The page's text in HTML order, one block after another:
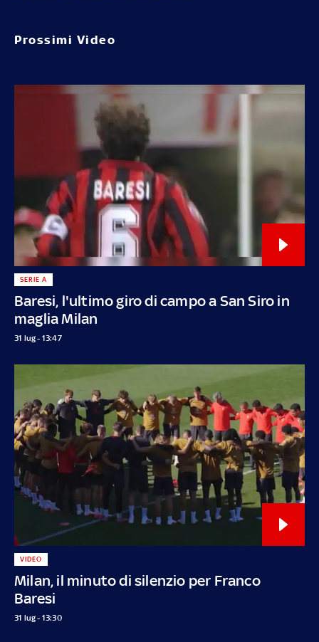
Prossimi Video
Baresi, l'ultimo giro di campo a San Siro in
maglia Milan
SERIE A
31 lug - 13:47
Milan, il minuto di silenzio per Franco
Baresi
VIDEO
31 lug - 13:30